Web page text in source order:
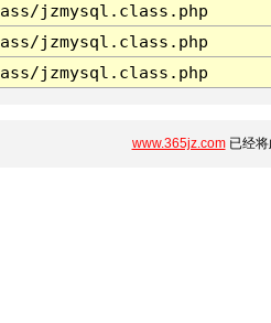
jzmysql.class.php
jzmysql.class.php
jzmysql.class.php
www.365jz.com已经将